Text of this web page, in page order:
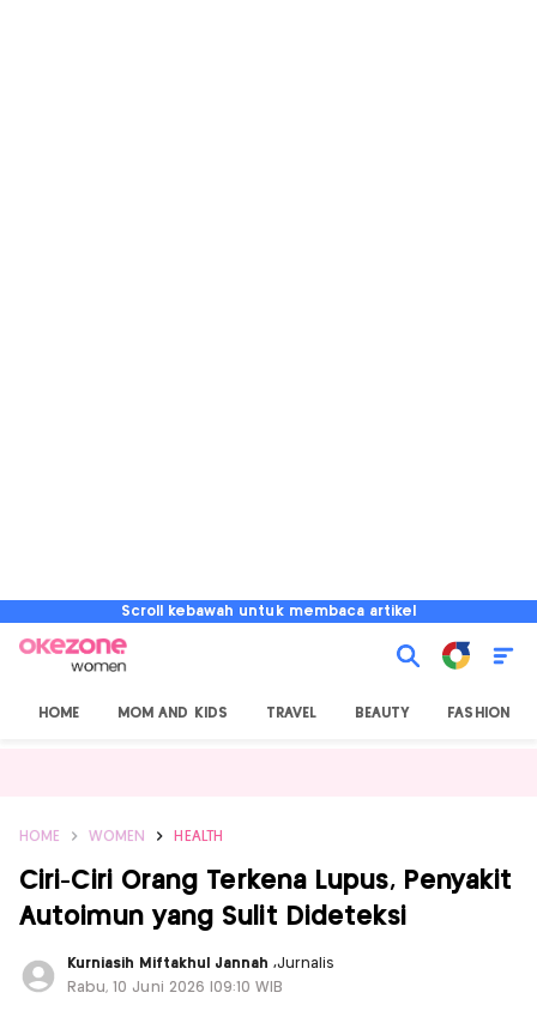
Scroll kebawah untuk membaca artikel
HOME MOM AND KIDS TRAVEL BEAUTY FASHION
HOME WOMEN HEALTH
Ciri-Ciri Orang Terkena Lupus, Penyakit
Autoimun yang Sulit Dideteksi
Kurniasih Miftakhul Jannah,Jurnalis
Rabu, 10 Juni 2026 |09:10 WIB